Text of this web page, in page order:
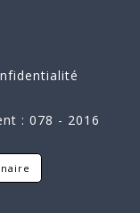
: 078 - 2016